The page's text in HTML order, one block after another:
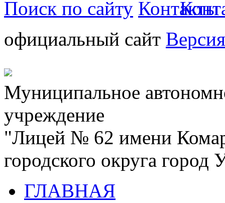
Поиск по сайту
официальный сайт
Муниципальное
учреждение
"Лицей № 62 имени
городского округа
ГЛАВНАЯ